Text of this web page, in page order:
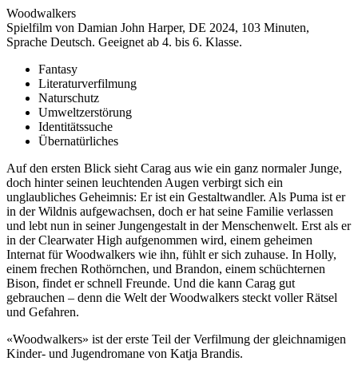
Woodwalkers
Spielfilm von Damian John Harper, DE 2024, 103 Minuten,
Sprache Deutsch. Geeignet ab 4. bis 6. Klasse.
Fantasy
Literaturverfilmung
Naturschutz
Umweltzerstörung
Identitätssuche
Übernatürliches
Auf den ersten Blick sieht Carag aus wie ein ganz normaler Junge,
doch hinter seinen leuchtenden Augen verbirgt sich ein
unglaubliches Geheimnis: Er ist ein Gestaltwandler. Als Puma ist er
in der Wildnis aufgewachsen, doch er hat seine Familie verlassen
und lebt nun in seiner Jungengestalt in der Menschenwelt. Erst als er
in der Clearwater High aufgenommen wird, einem geheimen
Internat für Woodwalkers wie ihn, fühlt er sich zuhause. In Holly,
einem frechen Rothörnchen, und Brandon, einem schüchternen
Bison, findet er schnell Freunde. Und die kann Carag gut
gebrauchen – denn die Welt der Woodwalkers steckt voller Rätsel
und Gefahren.
«Woodwalkers» ist der erste Teil der Verfilmung der gleichnamigen
Kinder- und Jugendromane von Katja Brandis.